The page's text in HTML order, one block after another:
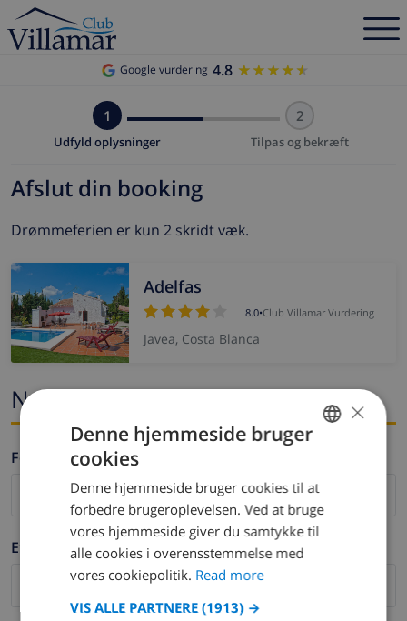
Google vurdering 4.8 ★★★★★
★★★★★
1
Udfyld oplysninger
2
Tilpas og bekræft
Afslut din booking
Drømmeferien er kun 2 skridt væk.
Adelfas
8.0•Club Villamar Vurdering
Javea, Costa Blanca
Navn og e-mail
Fornavn *
Efternavn *
DUTCH
SPANISH
×
Denne hjemmeside bruger
cookies
Denne hjemmeside bruger cookies til at
forbedre brugeroplevelsen. Ved at bruge
vores hjemmeside giver du samtykke til
alle cookies i overensstemmelse med
vores cookiepolitik. Read more
VIS ALLE PARTNERE (1913) →